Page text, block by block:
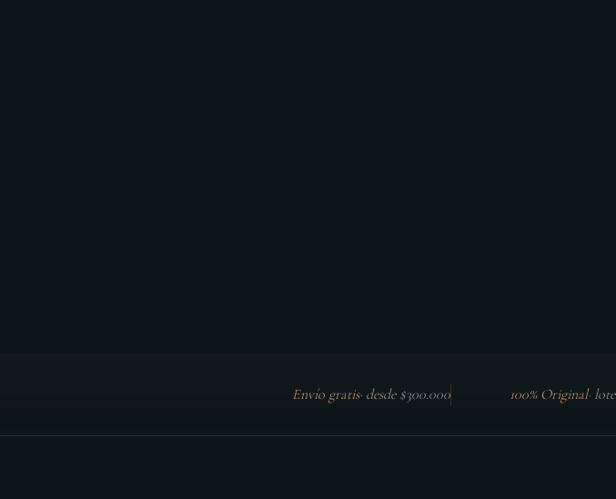
Envío gratis· desde $300.000 100% Original·